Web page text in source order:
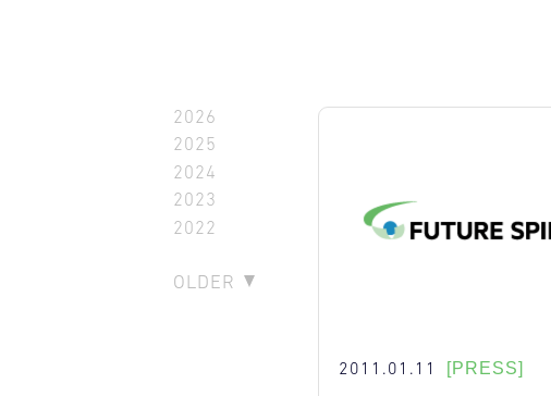
2026
2025
2024
2023
2022
OLDER
2011.01.11 [PRESS]